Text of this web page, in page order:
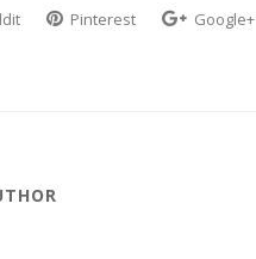
Pinterest Google+